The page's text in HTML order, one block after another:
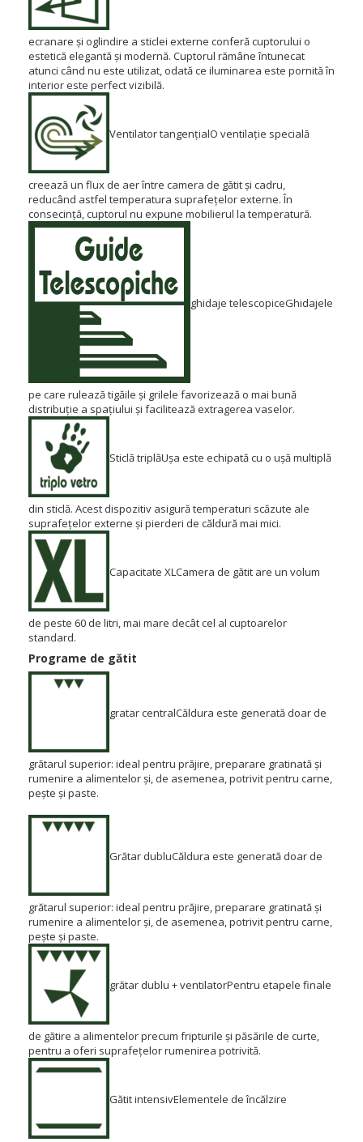
ecranare și oglindire a sticlei externe conferă cuptorului o
estetică elegantă și modernă. Cuptorul rămâne întunecat
atunci când nu este utilizat, odată ce iluminarea este pornită în
interior este perfect vizibilă.
Ventilator tangențialO ventilație specială
creează un flux de aer între camera de gătit și cadru,
reducând astfel temperatura suprafețelor externe.În
consecință, cuptorul nu expune mobilierul la temperatură.
ghidaje telescopiceGhidajele
pe care rulează tigăile și grilele favorizează o mai bună
distribuție a spațiului și facilitează extragerea vaselor.
Sticlă triplăUșa este echipată cu o ușă multiplă
din sticlă. Acest dispozitiv asigură temperaturi scăzute ale
suprafețelor externe și pierderi de căldură mai mici.
Capacitate XLCamera de gătit are un volum
de peste 60 de litri, mai mare decât cel al cuptoarelor
standard.
Programe de gătit
gratar centralCăldura este generată doar de
grătarul superior: ideal pentru prăjire, preparare gratinată și
rumenire a alimentelor și, de asemenea, potrivit pentru carne,
pește și paste.
Grătar dubluCăldura este generată doar de
grătarul superior: ideal pentru prăjire, preparare gratinată și
rumenire a alimentelor și, de asemenea, potrivit pentru carne,
pește și paste.
grătar dublu + ventilatorPentru etapele finale
de gătire a alimentelor precum fripturile și păsările de curte,
pentru a oferi suprafețelor rumenirea potrivită.
Gătit intensivElementele de încălzire